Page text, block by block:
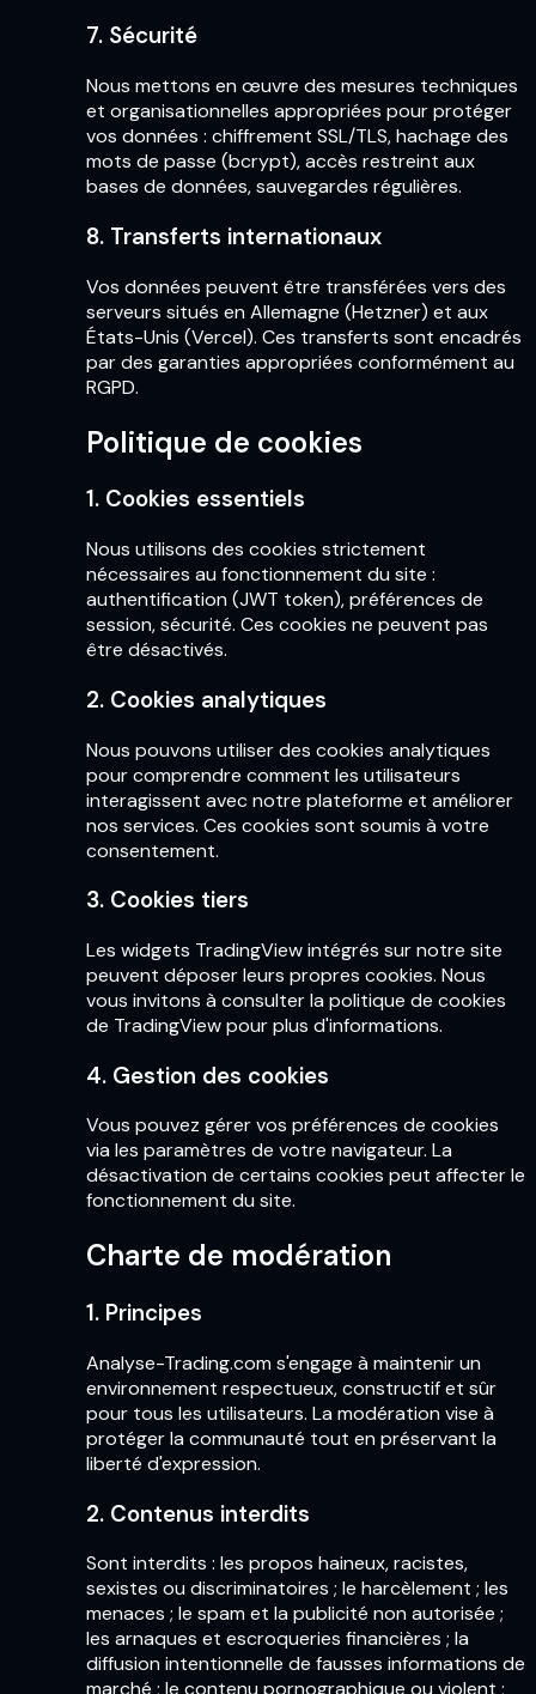
7. Sécurité
Nous mettons en œuvre des mesures techniques
et organisationnelles appropriées pour protéger
vos données : chiffrement SSL/TLS, hachage des
mots de passe (bcrypt), accès restreint aux
bases de données, sauvegardes régulières.
8. Transferts internationaux
Vos données peuvent être transférées vers des
serveurs situés en Allemagne (Hetzner) et aux
États-Unis (Vercel). Ces transferts sont encadrés
par des garanties appropriées conformément au
RGPD.
Politique de cookies
1. Cookies essentiels
Nous utilisons des cookies strictement
nécessaires au fonctionnement du site :
authentification (JWT token), préférences de
session, sécurité. Ces cookies ne peuvent pas
être désactivés.
2. Cookies analytiques
Nous pouvons utiliser des cookies analytiques
pour comprendre comment les utilisateurs
interagissent avec notre plateforme et améliorer
nos services. Ces cookies sont soumis à votre
consentement.
3. Cookies tiers
Les widgets TradingView intégrés sur notre site
peuvent déposer leurs propres cookies. Nous
vous invitons à consulter la politique de cookies
de TradingView pour plus d'informations.
4. Gestion des cookies
Vous pouvez gérer vos préférences de cookies
via les paramètres de votre navigateur. La
désactivation de certains cookies peut affecter le
fonctionnement du site.
Charte de modération
1. Principes
Analyse-Trading.com s'engage à maintenir un
environnement respectueux, constructif et sûr
pour tous les utilisateurs. La modération vise à
protéger la communauté tout en préservant la
liberté d'expression.
2. Contenus interdits
Sont interdits : les propos haineux, racistes,
sexistes ou discriminatoires ; le harcèlement ; les
menaces ; le spam et la publicité non autorisée ;
les arnaques et escroqueries financières ; la
diffusion intentionnelle de fausses informations de